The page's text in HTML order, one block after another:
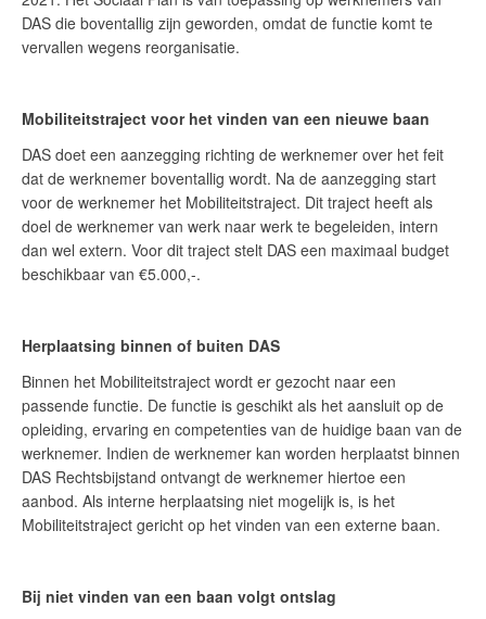
DAS die boventallig zijn geworden, omdat de functie komt te
vervallen wegens reorganisatie.
Mobiliteitstraject voor het vinden van een nieuwe baan
DAS doet een aanzegging richting de werknemer over het feit
dat de werknemer boventallig wordt. Na de aanzegging start
voor de werknemer het Mobiliteitstraject. Dit traject heeft als
doel de werknemer van werk naar werk te begeleiden, intern
dan wel extern. Voor dit traject stelt DAS een maximaal budget
beschikbaar van €5.000,-.
Herplaatsing binnen of buiten DAS
Binnen het Mobiliteitstraject wordt er gezocht naar een
passende functie. De functie is geschikt als het aansluit op de
opleiding, ervaring en competenties van de huidige baan van de
werknemer. Indien de werknemer kan worden herplaatst binnen
DAS Rechtsbijstand ontvangt de werknemer hiertoe een
aanbod. Als interne herplaatsing niet mogelijk is, is het
Mobiliteitstraject gericht op het vinden van een externe baan.
Bij niet vinden van een baan volgt ontslag